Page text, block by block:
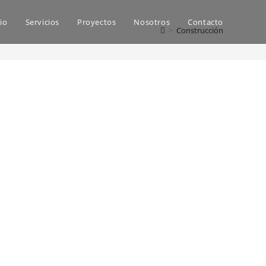
Servicios Proyectos Nosotros Contacto
Construcción